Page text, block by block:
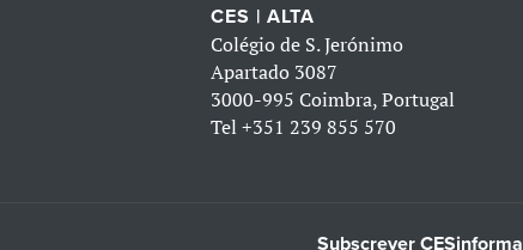
CES | ALTA
Colégio de S. Jerónimo
Apartado 3087
3000-995 Coimbra, Portugal
Tel+351 239 855 570
Subscrever CESinforma